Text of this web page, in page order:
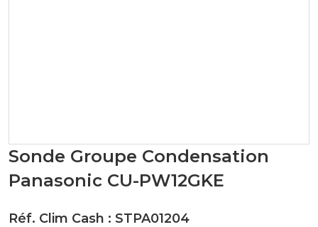
Sonde Groupe Condensation
Panasonic CU-PW12GKE
Réf. Clim Cash : STPA01204